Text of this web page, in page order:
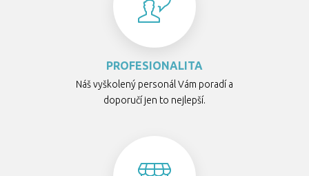
PROFESIONALITA
Náš vyškolený personál Vám poradí a
doporučí jen to nejlepší.